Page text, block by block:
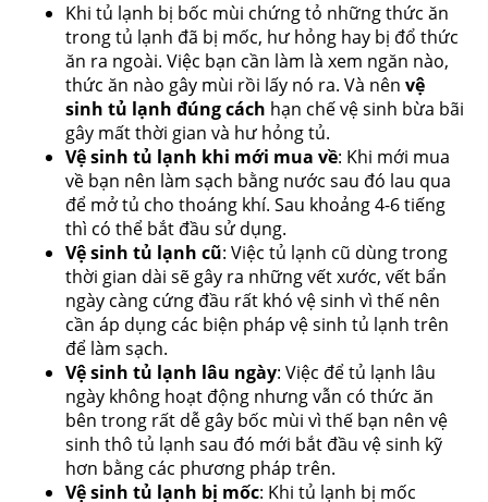
Khi tủ lạnh bị bốc mùi chứng tỏ những thức ăn
trong tủ lạnh đã bị mốc, hư hỏng hay bị đổ thức
ăn ra ngoài. Việc bạn cần làm là xem ngăn nào,
thức ăn nào gây mùi rồi lấy nó ra. Và nên vệ
sinh tủ lạnh đúng cách hạn chế vệ sinh bừa bãi
gây mất thời gian và hư hỏng tủ.
Vệ sinh tủ lạnh khi mới mua về: Khi mới mua
về bạn nên làm sạch bằng nước sau đó lau qua
để mở tủ cho thoáng khí. Sau khoảng 4-6 tiếng
thì có thể bắt đầu sử dụng.
Vệ sinh tủ lạnh cũ: Việc tủ lạnh cũ dùng trong
thời gian dài sẽ gây ra những vết xước, vết bẩn
ngày càng cứng đầu rất khó vệ sinh vì thế nên
cần áp dụng các biện pháp vệ sinh tủ lạnh trên
để làm sạch.
Vệ sinh tủ lạnh lâu ngày: Việc để tủ lạnh lâu
ngày không hoạt động nhưng vẫn có thức ăn
bên trong rất dễ gây bốc mùi vì thế bạn nên vệ
sinh thô tủ lạnh sau đó mới bắt đầu vệ sinh kỹ
hơn bằng các phương pháp trên.
Vệ sinh tủ lạnh bị mốc: Khi tủ lạnh bị mốc